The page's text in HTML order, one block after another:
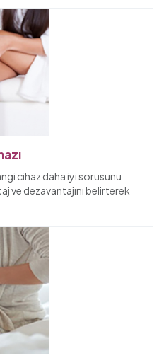
cihaz daha iyi sorusunu
ve dezavantajını belirterek